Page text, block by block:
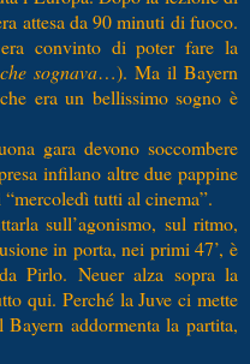
attesa da 90 minuti di fuoco.
convinto di poter fare la
sognava…). Ma il Bayern
era un bellissimo sogno è
gara devono soccombere
infilano altre due pappine
tutti al cinema”.
sull’agonismo, sul ritmo,
in porta, nei primi 47’, è
Pirlo. Neuer alza sopra la
qui. Perché la Juve ci mette
addormenta la partita,